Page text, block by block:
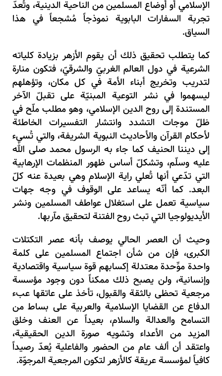
الإسلامي أو أوضاع المسلمين من الناحية الدينية، وتُعدّ
تجربة السفارات البابوية نموذجاً مُشجعاً في هذا
السياق.
كما يتطلب تحقيق ذلك أن يقوم الأزهر بزيادة كلياته
الشرعية في دول العالم الغربيّ والشرقيّ، فتكون منارة
لتدريب وتخريج أبناء الأمة في كل مكان، وتؤهلهم
ليسهموا في نشر التوعية المبنيّة على تقبلّ الآخر
المستندة إلى روح الدين الإسلامي، وهو مطلب ملّح في
ظلّ موجات التشدد وانتشار التفسيرات الخاطئة
لأحكام القرآن والأحاديث النبوية الشريفة، والتي تُسيء
إلى ديننا الحنيف كما جاء به الرسول محمد صلى الله
عليه وسلّم، وتشكلّ أساس ظهور المنظمات الإرهابية
التي تدّعي أنها تُعلي راية الإسلام وهي بعيدة عنه كلّ
البعد. كما أنّه يساعد على الوقوف في وجه جهات
سياسية تعمل على استغلال عواطف المسلمين ونشر
الأيديولوجيا التي تبث روح الفتنة لتحقيق مآربها.
وحيث أن العصر الحالي يوصف بأنه عصر التكتلات
الكبرى، فإن من شأن اجتماع المسلمين على كلمة
واحدة موِّحدة معتدلة إكسابهم قوة سياسية واقتصادية
وإنسانية، ولن يصبح ذلك ممكناً دون وجود مؤسسة
مرجعية تحظى بالثقة والقبول، تأخذ على عاتقها عبء
الدفاع عن القضايا الإسلامية والعربية على بساط من
التسامح والعدالة والسلام، بعيداً عن العنف وخلق
المزيد من الأعداء وتشويه صورة الدين الحقيقية،
واعتقد أن ألف عام من الحضور والفاعلية يُعدّ رصيداً
كافياً لمؤسسة عريقة كالأزهر لتكون المرجعية المرجوّة.